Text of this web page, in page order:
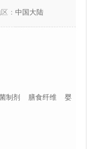
： 中国大陆
制剂 膳食纤维
婴